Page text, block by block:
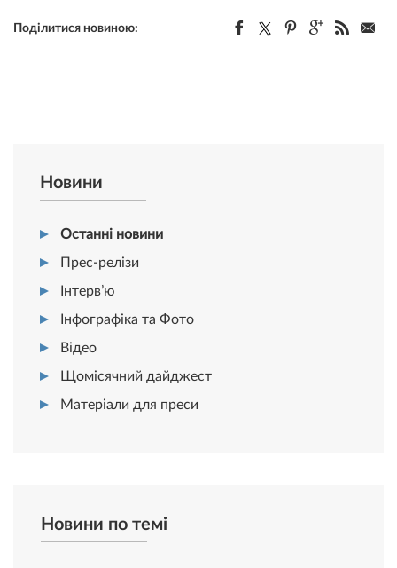
Поділитися новиною:
Новини
Останні новини
Прес-релізи
Інтерв’ю
Інфографіка та Фото
Відео
Щомісячний дайджест
Матеріали для преси
Новини по темі